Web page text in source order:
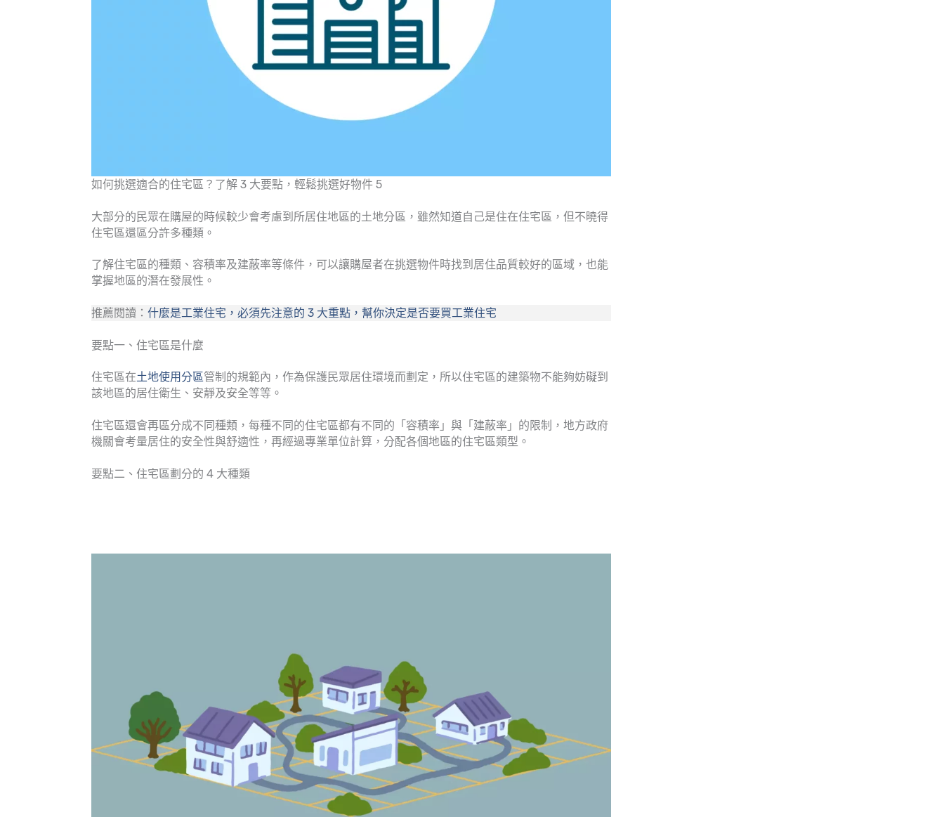
如何挑選適合的住宅區？了解 3 大要點，輕鬆挑選好物件 5
大部分的民眾在購屋的時候較少會考慮到所居住地區的土地分區，雖然知道自己是住在住宅區，但不曉得
住宅區還區分許多種類。
了解住宅區的種類、容積率及建蔽率等條件，可以讓購屋者在挑選物件時找到居住品質較好的區域，也能
掌握地區的潛在發展性。
推薦閱讀： 什麼是工業住宅，必須先注意的 3 大重點，幫你決定是否要買工業住宅
要點一、住宅區是什麼
住宅區在土地使用分區管制的規範內，作為保護民眾居住環境而劃定，所以住宅區的建築物不能夠妨礙到
該地區的居住衛生、安靜及安全等等。
住宅區還會再區分成不同種類，每種不同的住宅區都有不同的「容積率」與「建蔽率」的限制，地方政府
機關會考量居住的安全性與舒適性，再經過專業單位計算，分配各個地區的住宅區類型。
要點二、住宅區劃分的 4 大種類